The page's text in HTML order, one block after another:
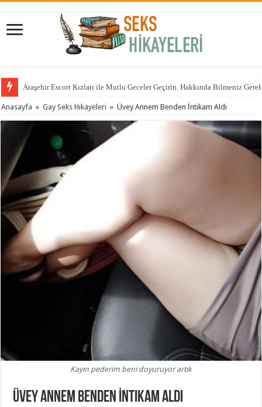
Ataşehir Escort Kızları ile Mutlu Geceler Geçirin. Hakkında Bilmeniz
Anasayfa » Gay Seks Hikayeleri » Üvey Annem Benden İntikam Aldı
Kayın pederim beni doyuruyor artık
Üvey Annem Benden İntikam Aldı